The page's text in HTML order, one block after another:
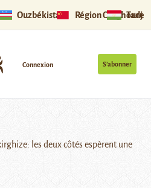
Ouzbékistan Région Ouïghoure
S’abonner
Connexion
les deux côtés espèrent une